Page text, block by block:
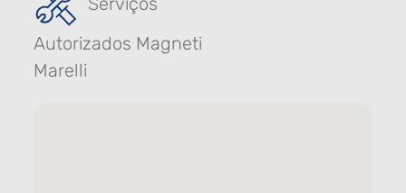
Autorizados Magneti
Marelli